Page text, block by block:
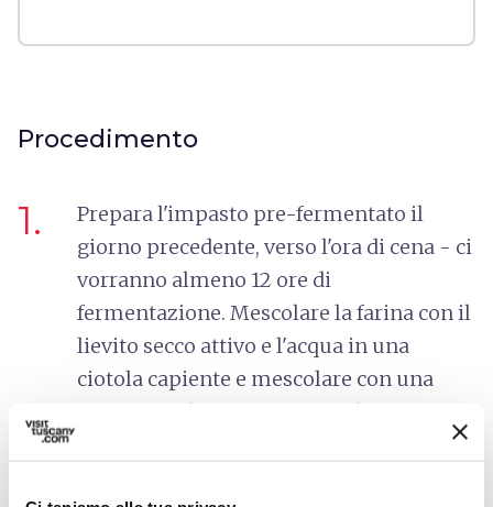
Procedimento
1.
Prepara l'impasto pre-fermentato il
giorno precedente, verso l'ora di cena - ci
vorranno almeno 12 ore di
fermentazione. Mescolare la farina con il
lievito secco attivo e l'acqua in una
ciotola capiente e mescolare con una
frusta per eliminare eventuali grumi.